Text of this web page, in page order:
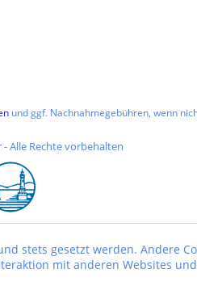
und ggf. Nachnahmegebühren, wenn
Alle Rechte vorbehalten
stets gesetzt werden. Andere
mit anderen Websites und